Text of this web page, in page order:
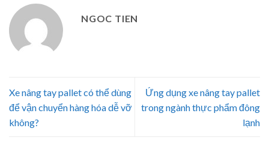
NGOC TIEN
Xe nâng tay pallet có thể dùng
để vận chuyển hàng hóa dễ vỡ
không?
Ứng dụng xe nâng tay pallet
trong ngành thực phẩm đông
lạnh